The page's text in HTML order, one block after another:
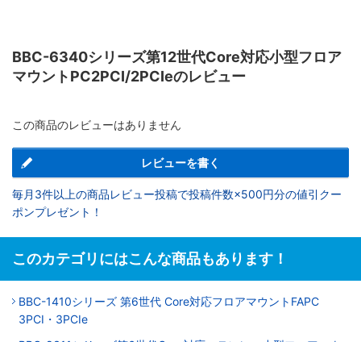
BBC-6340シリーズ第12世代Core対応小型フロア
マウントPC2PCI/2PCIeのレビュー
この商品のレビューはありません
レビューを書く
毎月3件以上の商品レビュー投稿で投稿件数×500円分の値引クー
ポンプレゼント！
このカテゴリにはこんな商品もあります！
BBC-1410シリーズ 第6世代 Core対応フロアマウントFAPC
3PCI・3PCIe